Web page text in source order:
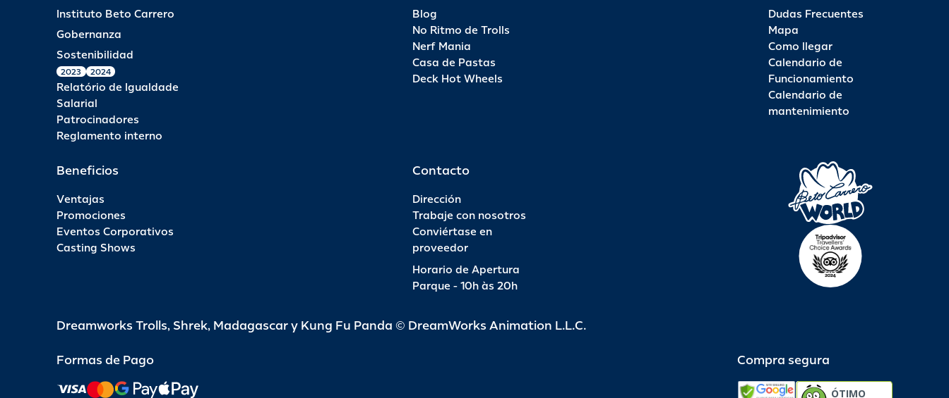
Instituto Beto Carrero
Gobernanza
Sostenibilidad
2023 2024
Relatório de Igualdade
Salarial
Patrocinadores
Reglamento interno
Blog
No Ritmo de Trolls
Nerf Mania
Casa de Pastas
Deck Hot Wheels
Dudas Frecuentes
Mapa
Como llegar
Calendario de
Funcionamiento
Calendario de
mantenimiento
Beneficios
Ventajas
Promociones
Eventos Corporativos
Casting Shows
Contacto
Dirección
Trabaje con nosotros
Conviértase en
proveedor
Horario de Apertura
Parque - 10h às 20h
Dreamworks Trolls, Shrek, Madagascar y Kung Fu Panda © DreamWorks Animation L.L.C.
Formas de Pago Compra segura
ÓTIMO